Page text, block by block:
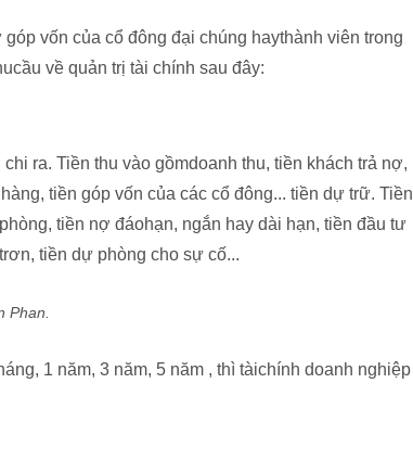
vốn của cổ đông đại chúng haythành viên trong
về quản trị tài chính sau đây:
ra. Tiền thu vào gồmdoanh thu, tiền khách trả nợ,
tiền góp vốn của các cổ đông... tiền dự trữ. Tiền
tiền nợ đáohạn, ngắn hay dài hạn, tiền đầu tư
tiền dự phòng cho sự cố...
Phan.
1 năm, 3 năm, 5 năm , thì tàichính doanh nghiệp